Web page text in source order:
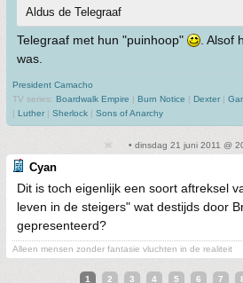
Aldus de Telegraaf
Telegraaf met hun "puinhoop"
.
was.
President Camacho
TV series: Boardwalk Empire | Burn Notice | Dexter |
| Luther | Sherlock | Sons of Anarchy
• dinsdag 21 juni 2011 @
Cyan
Dit is toch eigenlijk een soort aftreksel
leven in de steigers" wat destijds door
gepresenteerd?
Alleen mensen zonder fantasie vluchten in de realiteit
1 2 3 4 5 6 7